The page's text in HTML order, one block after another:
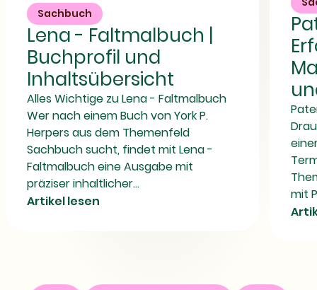
Faltmalbuch
Buchprofil
Inhaltsübersicht
Sachbuch
Lena - Faltmalbuch |
Buchprofil und
Inhaltsübersicht
Alles Wichtige zu Lena - Faltmalbuch
Wer nach einem Buch von York P.
Herpers aus dem Themenfeld
Sachbuch sucht, findet mit Lena -
Faltmalbuch eine Ausgabe mit
präziser inhaltlicher...
Artikel lesen
Machst
Beschreibung
mit